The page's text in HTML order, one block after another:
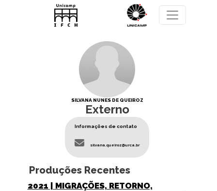
Pular para o conteúdo principal
SILVANA NUNES DE QUEIROZ
Externo
Informações de contato
silvana.queiroz@urca.br
Produções Recentes
2021 | MIGRAÇÕES, RETORNO,